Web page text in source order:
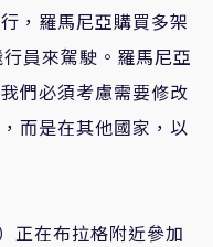
，羅馬尼亞購買多架
員來駕駛。羅馬尼亞
們必須考慮需要修改
而是在其他國家，以
正在布拉格附近參加